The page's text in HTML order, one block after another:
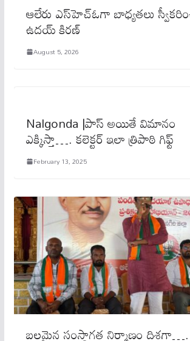
ఆలేరు ఎస్‌హెచ్‌ఓగా బాధ్యతలు
ఉదయ్ కిరణ్
August 5, 2026
Nalgonda |పాస్ అయితే విమానం
ఎక్కిస్తా…. క‌లెక్ట‌ర్ ఇలా త్రిపాఠి గిఫ్ట్
February 13, 2025
బలమైన సంస్థాగత నిర్మాణం దిశగా….